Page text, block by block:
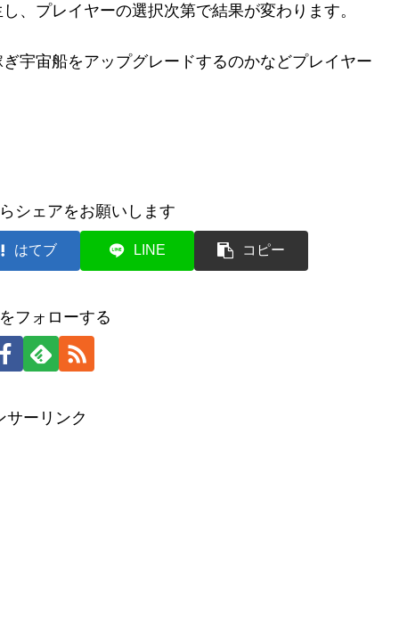
、プレイヤーの選択次第で結果が変わります。
宇宙船をアップグレードするのかなどプレイヤー
シェアをお願いします
はてブ LINE コピー
フォローする
サーリンク